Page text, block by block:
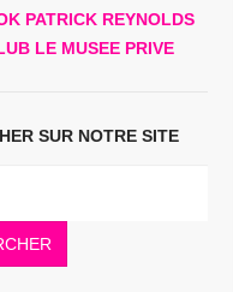
PATRICK REYNOLDS
LE MUSEE PRIVE
SUR NOTRE SITE